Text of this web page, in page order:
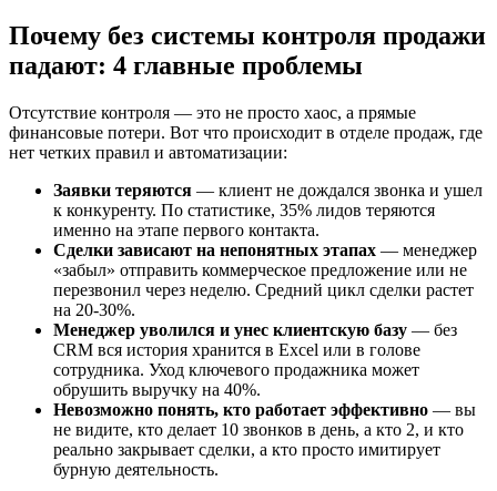
Почему без системы контроля продажи
падают: 4 главные проблемы
Отсутствие контроля — это не просто хаос, а прямые
финансовые потери. Вот что происходит в отделе продаж, где
нет четких правил и автоматизации:
Заявки теряются — клиент не дождался звонка и ушел
к конкуренту. По статистике, 35% лидов теряются
именно на этапе первого контакта.
Сделки зависают на непонятных этапах — менеджер
«забыл» отправить коммерческое предложение или не
перезвонил через неделю. Средний цикл сделки растет
на 20-30%.
Менеджер уволился и унес клиентскую базу — без
CRM вся история хранится в Excel или в голове
сотрудника. Уход ключевого продажника может
обрушить выручку на 40%.
Невозможно понять, кто работает эффективно — вы
не видите, кто делает 10 звонков в день, а кто 2, и кто
реально закрывает сделки, а кто просто имитирует
бурную деятельность.